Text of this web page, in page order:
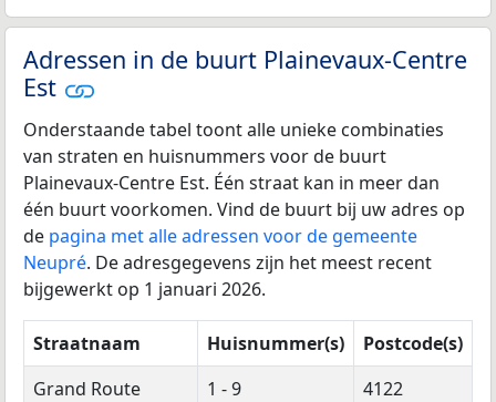
Adressen in de buurt Plainevaux-Centre
Est
Onderstaande tabel toont alle unieke combinaties
van straten en huisnummers voor de buurt
Plainevaux-Centre Est. Één straat kan in meer dan
één buurt voorkomen. Vind de buurt bij uw adres op
de pagina met alle adressen voor de gemeente
Neupré. De adresgegevens zijn het meest recent
bijgewerkt op 1 januari 2026.
Straatnaam Huisnummer(s)
Postcode(s)
Grand Route
1 - 9
4122